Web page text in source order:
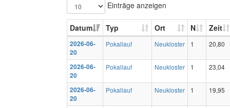
Einträge anzeigen
Datum Typ Ort N Zeit
2026-06-
20
Pokallauf Neukloster 1 20,80
2026-06-
20
Pokallauf Neukloster 1 23,04
2026-06-
20
Pokallauf Neukloster 1 19,95